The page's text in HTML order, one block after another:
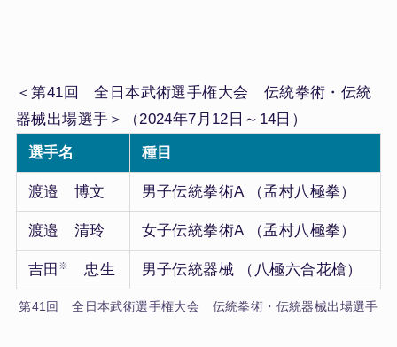
＜第41回 全日本武術選手権大会 伝統拳術・伝統
器械出場選手＞（2024年7月12日～14日）
選手名
種目
渡邉 博文 男子伝統拳術A （孟村八極拳）
渡邉 清玲 女子伝統拳術A （孟村八極拳）
吉田 ※ 忠生 男子伝統器械 （八極六合花槍）
第41回 全日本武術選手権大会 伝統拳術・伝統器械出場選手